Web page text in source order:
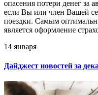
опасения потери денег за
если Вы или член Вашей
поездки. Самым
является оформление
14 января
Дайджест новостей за